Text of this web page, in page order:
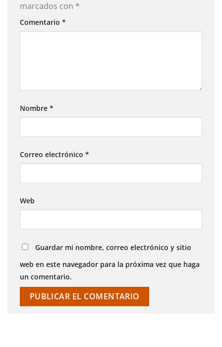
marcados con *
Comentario *
Nombre *
Correo electrónico *
Web
Guardar mi nombre, correo electrónico y sitio
web en este navegador para la próxima vez que haga
un comentario.